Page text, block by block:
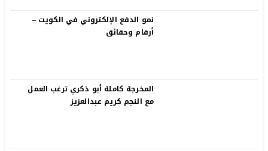
نمو الدفع الإلكتروني في الكويت –
أرقام وحقائق
المخرجة كاملة أبو ذكري ترغب العمل
مع النجم كريم عبدالعزيز